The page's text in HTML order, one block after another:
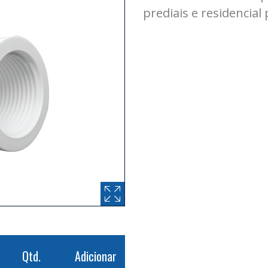
prediais e residencial
Qtd. Adicionar